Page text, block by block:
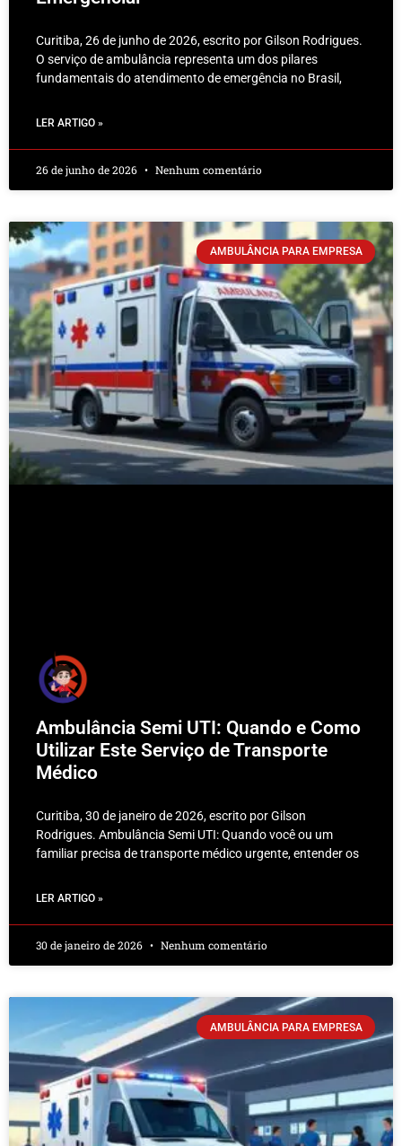
Curitiba, 26 de junho de 2026, escrito por Gilson Rodrigues.
O serviço de ambulância representa um dos pilares
fundamentais do atendimento de emergência no Brasil,
LER ARTIGO »
26 de junho de 2026 Nenhum comentário
AMBULÂNCIA PARA EMPRESA
Ambulância Semi UTI: Quando e Como
Utilizar Este Serviço de Transporte
Médico
Curitiba, 30 de janeiro de 2026, escrito por Gilson
Rodrigues. Ambulância Semi UTI: Quando você ou um
familiar precisa de transporte médico urgente, entender os
LER ARTIGO »
30 de janeiro de 2026 Nenhum comentário
AMBULÂNCIA PARA EMPRESA